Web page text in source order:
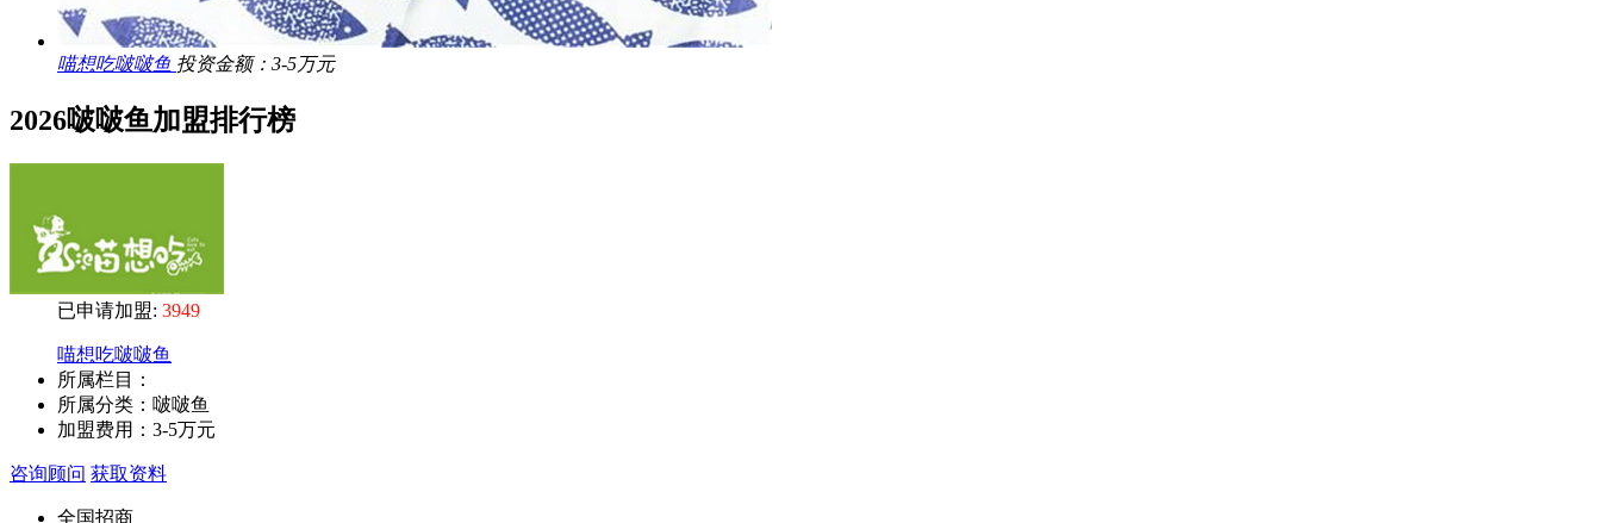
喵想吃啵啵鱼 投资金额：3-5万元
2026啵啵鱼加盟排行榜
已申请加盟: 3949
喵想吃啵啵鱼
所属栏目：
所属分类：啵啵鱼
加盟费用： 3-5万元
咨询顾问 获取资料
全国招商